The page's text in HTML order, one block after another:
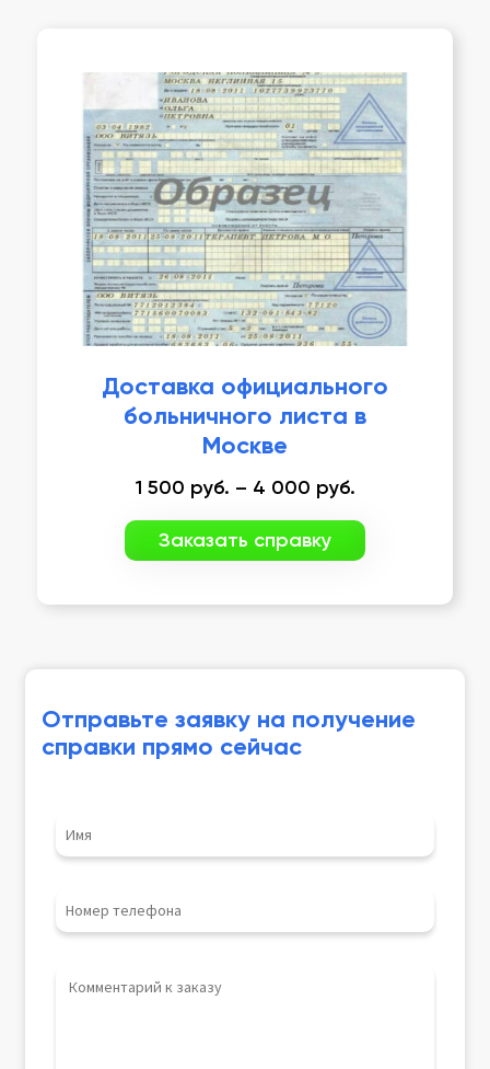
Доставка официального
больничного листа в
Москве
1 500 руб. – 4 000 руб.
Заказать справку
Отправьте заявку на получение
справки прямо сейчас